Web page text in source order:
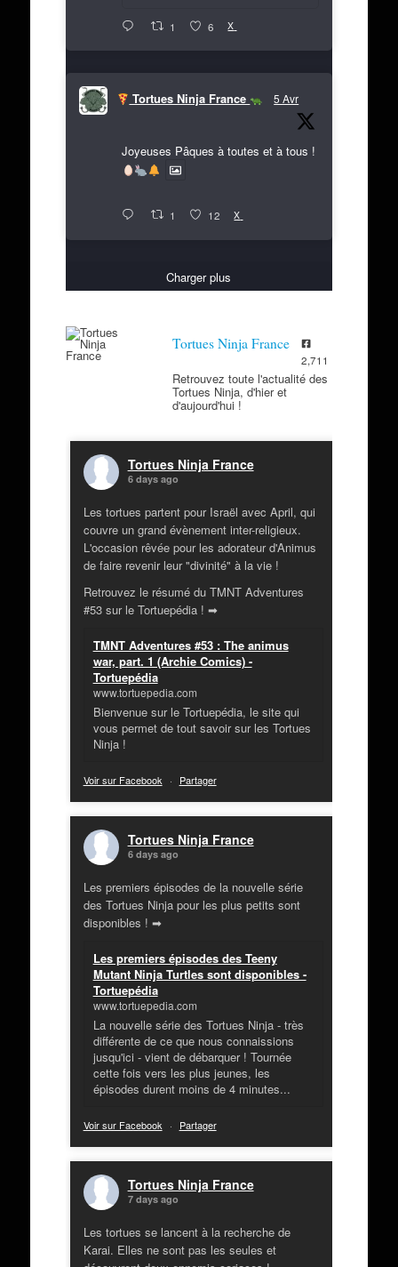
1 6 X
Tortues Ninja France 5 Avr
Joyeuses Pâques à toutes et à tous !
1 12 X
Charger plus
Tortues Ninja France
2,711
Retrouvez toute l'actualité des
Tortues Ninja, d'hier et
d'aujourd'hui !
Tortues Ninja France
6 days ago
Les tortues partent pour Israël avec April, qui
couvre un grand évènement inter-religieux.
L'occasion rêvée pour les adorateur d'Animus
de faire revenir leur "divinité" à la vie !
Retrouvez le résumé du TMNT Adventures
#53 sur le Tortuepédia ! ➡
TMNT Adventures #53 : The animus
war, part. 1 (Archie Comics) -
Tortuepédia
www.tortuepedia.com
Bienvenue sur le Tortuepédia, le site qui
vous permet de tout savoir sur les Tortues
Ninja !
Voir sur Facebook · Partager
Tortues Ninja France
6 days ago
Les premiers épisodes de la nouvelle série
des Tortues Ninja pour les plus petits sont
disponibles ! ➡
Les premiers épisodes des Teeny
Mutant Ninja Turtles sont disponibles -
Tortuepédia
www.tortuepedia.com
La nouvelle série des Tortues Ninja - très
différente de ce que nous connaissions
jusqu'ici - vient de débarquer ! Tournée
cette fois vers les plus jeunes, les
épisodes durent moins de 4 minutes...
Voir sur Facebook · Partager
Tortues Ninja France
7 days ago
Les tortues se lancent à la recherche de
Karai. Elles ne sont pas les seules et